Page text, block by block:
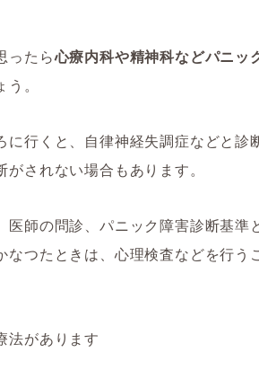
ったら心療内科や精神科などパニッ
。
に行くと、自律神経失調症などと診
されない場合もあります。
師の問診、パニック障害診断基準
つたときは、心理検査などを行う
法があります